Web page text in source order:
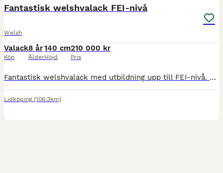
Fantastisk welshvalack FEI-nivå
Welsh
Valack
Kön
8 år
Ålder
140 cm
Höjd
210 000 kr
Pris
Fantastisk welshvalack med utbildning upp till FEI-nivå. Svenskfödd welshvalack, född 2018, maxad C-ponny, slutmätt till 140 cm. Allan har varit i vår ägo sedan han var 1,5 år och är pedantskött i a
Lidköping (106.3km)